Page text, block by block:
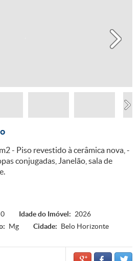
- Piso revestido à cerâmica nova, -
conjugadas, Janelão, sala de
0 Idade do Imóvel: 2026
Mg Cidade: Belo Horizonte